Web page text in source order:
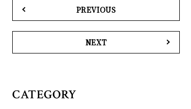
PREVIOUS
NEXT
CATEGORY